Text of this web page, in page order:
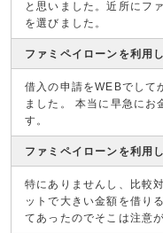
と思いました。近所にフ
を選びました。
ファミペイローンを利用
借入の申請をWEBでして
ました。 本当に早急にお
す。
ファミペイローンを利用
特にありませんし、比較
ットで大きい金額を借り
てあったのでそこは注意